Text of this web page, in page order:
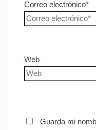
Correo electrónico*
Web
Guarda mi